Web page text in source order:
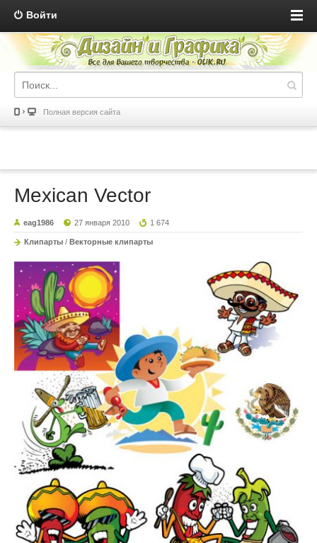
Войти
Полная версия сайта
Mexican Vector
eag1986 27 января 2010 1 674
Клипарты / Векторные клипарты